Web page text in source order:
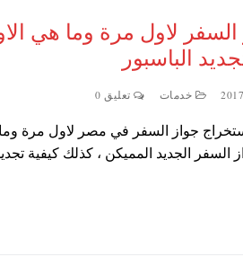
لاول مرة وما هي
الباسبور
خدمات تعليق 0
جواز السفر في مصر لاول مرة
السفر الجديد المميكن ، كذلك كيفية